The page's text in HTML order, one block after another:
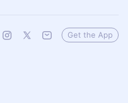
Get the App